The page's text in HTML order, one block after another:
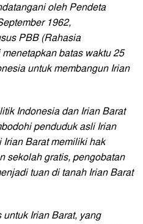
oleh Pendeta
1962,
PBB (Rahasia
batas waktu 25
untuk membangun Irian
Indonesia dan Irian Barat
penduduk asli Irian
Irian Barat memiliki hak
sekolah gratis, pengobatan
tuan di tanah Irian Barat
Irian Barat, yang